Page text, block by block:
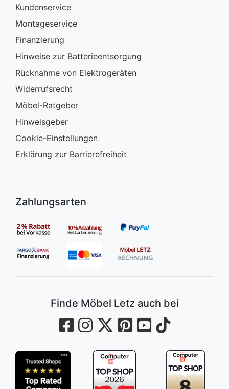
Kundenservice
Montageservice
Finanzierung
Hinweise zur Batterieentsorgung
Rücknahme von Elektrogeräten
Widerrufsrecht
Möbel-Ratgeber
Hinweisgeber
Cookie-Einstellungen
Erklärung zur Barrierefreiheit
Zahlungsarten
Finde Möbel Letz auch bei